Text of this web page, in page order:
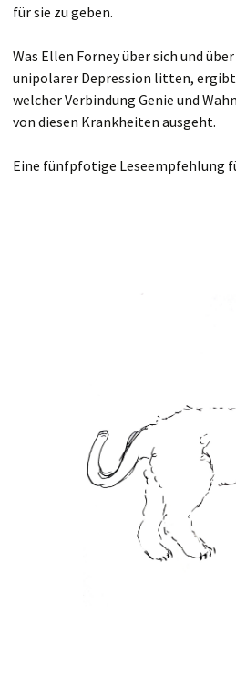
für sie zu geben.
Was Ellen Forney über sich und
unipolarer Depression litten,
welcher Verbindung Genie und
von diesen Krankheiten ausgeht.
Eine fünfpfotige Leseempfehlung